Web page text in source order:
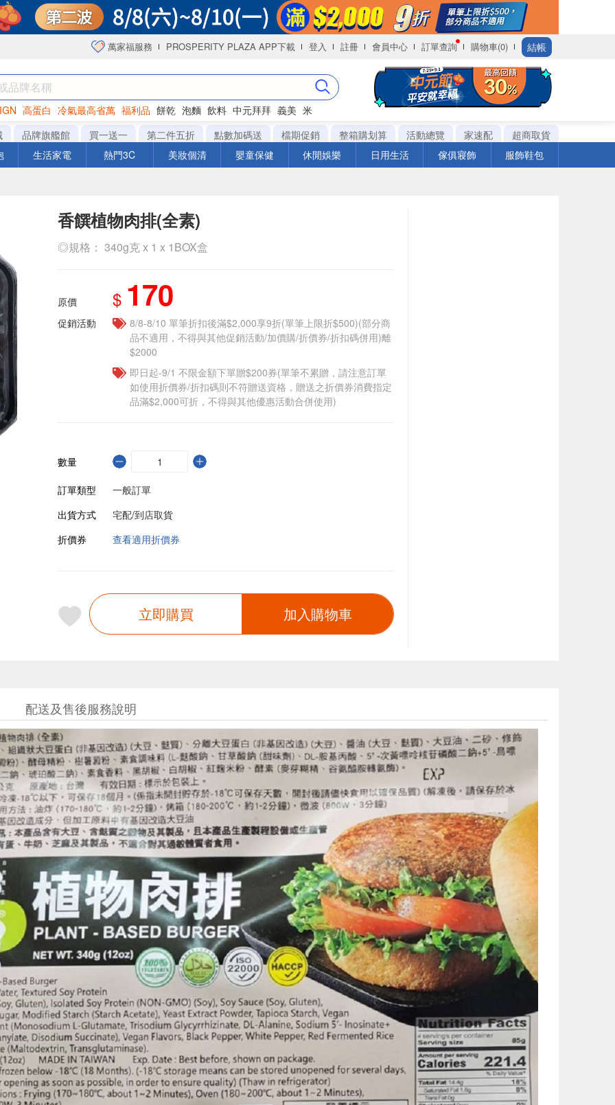
萬家福服務 PROSPERITY PLAZA APP下載 登入 註冊 會員中心 訂單查詢 購物車(0) 結帳
高蛋白 冷氣最高省萬 福利品 餅乾 泡麵 飲料 中元拜拜 義美 米
海苔
品牌旗艦館 買一送一 第二件五折 點數加碼送 檔期促銷 整箱購划算 活動總覽 家速配
超商取貨
生活家電 熱門3C 美妝個清 嬰童保健 休閒娛樂 日用生活 傢俱寢飾 服飾鞋包
香饌植物肉排(全素)
◎規格： 340g克 x 1 x 1BOX盒
原價 $ 170
促銷活動
8/8-8/10 單筆折扣後滿$2,000享9折(單筆上限折$500)(部分商
品不適用，不得與其他促銷活動/加價購/折價券/折扣碼併用)離
$2000
即日起-9/1 不限金額下單贈$200券(單筆不累贈，請注意訂單
如使用折價券/折扣碼則不符贈送資格，贈送之折價券消費指定
品滿$2,000可折，不得與其他優惠活動合併使用)
數量
訂單類型
一般訂單
出貨方式
宅配/到店取貨
折價券
查看適用折價券
立即購買 加入購物車
配送及售後服務說明